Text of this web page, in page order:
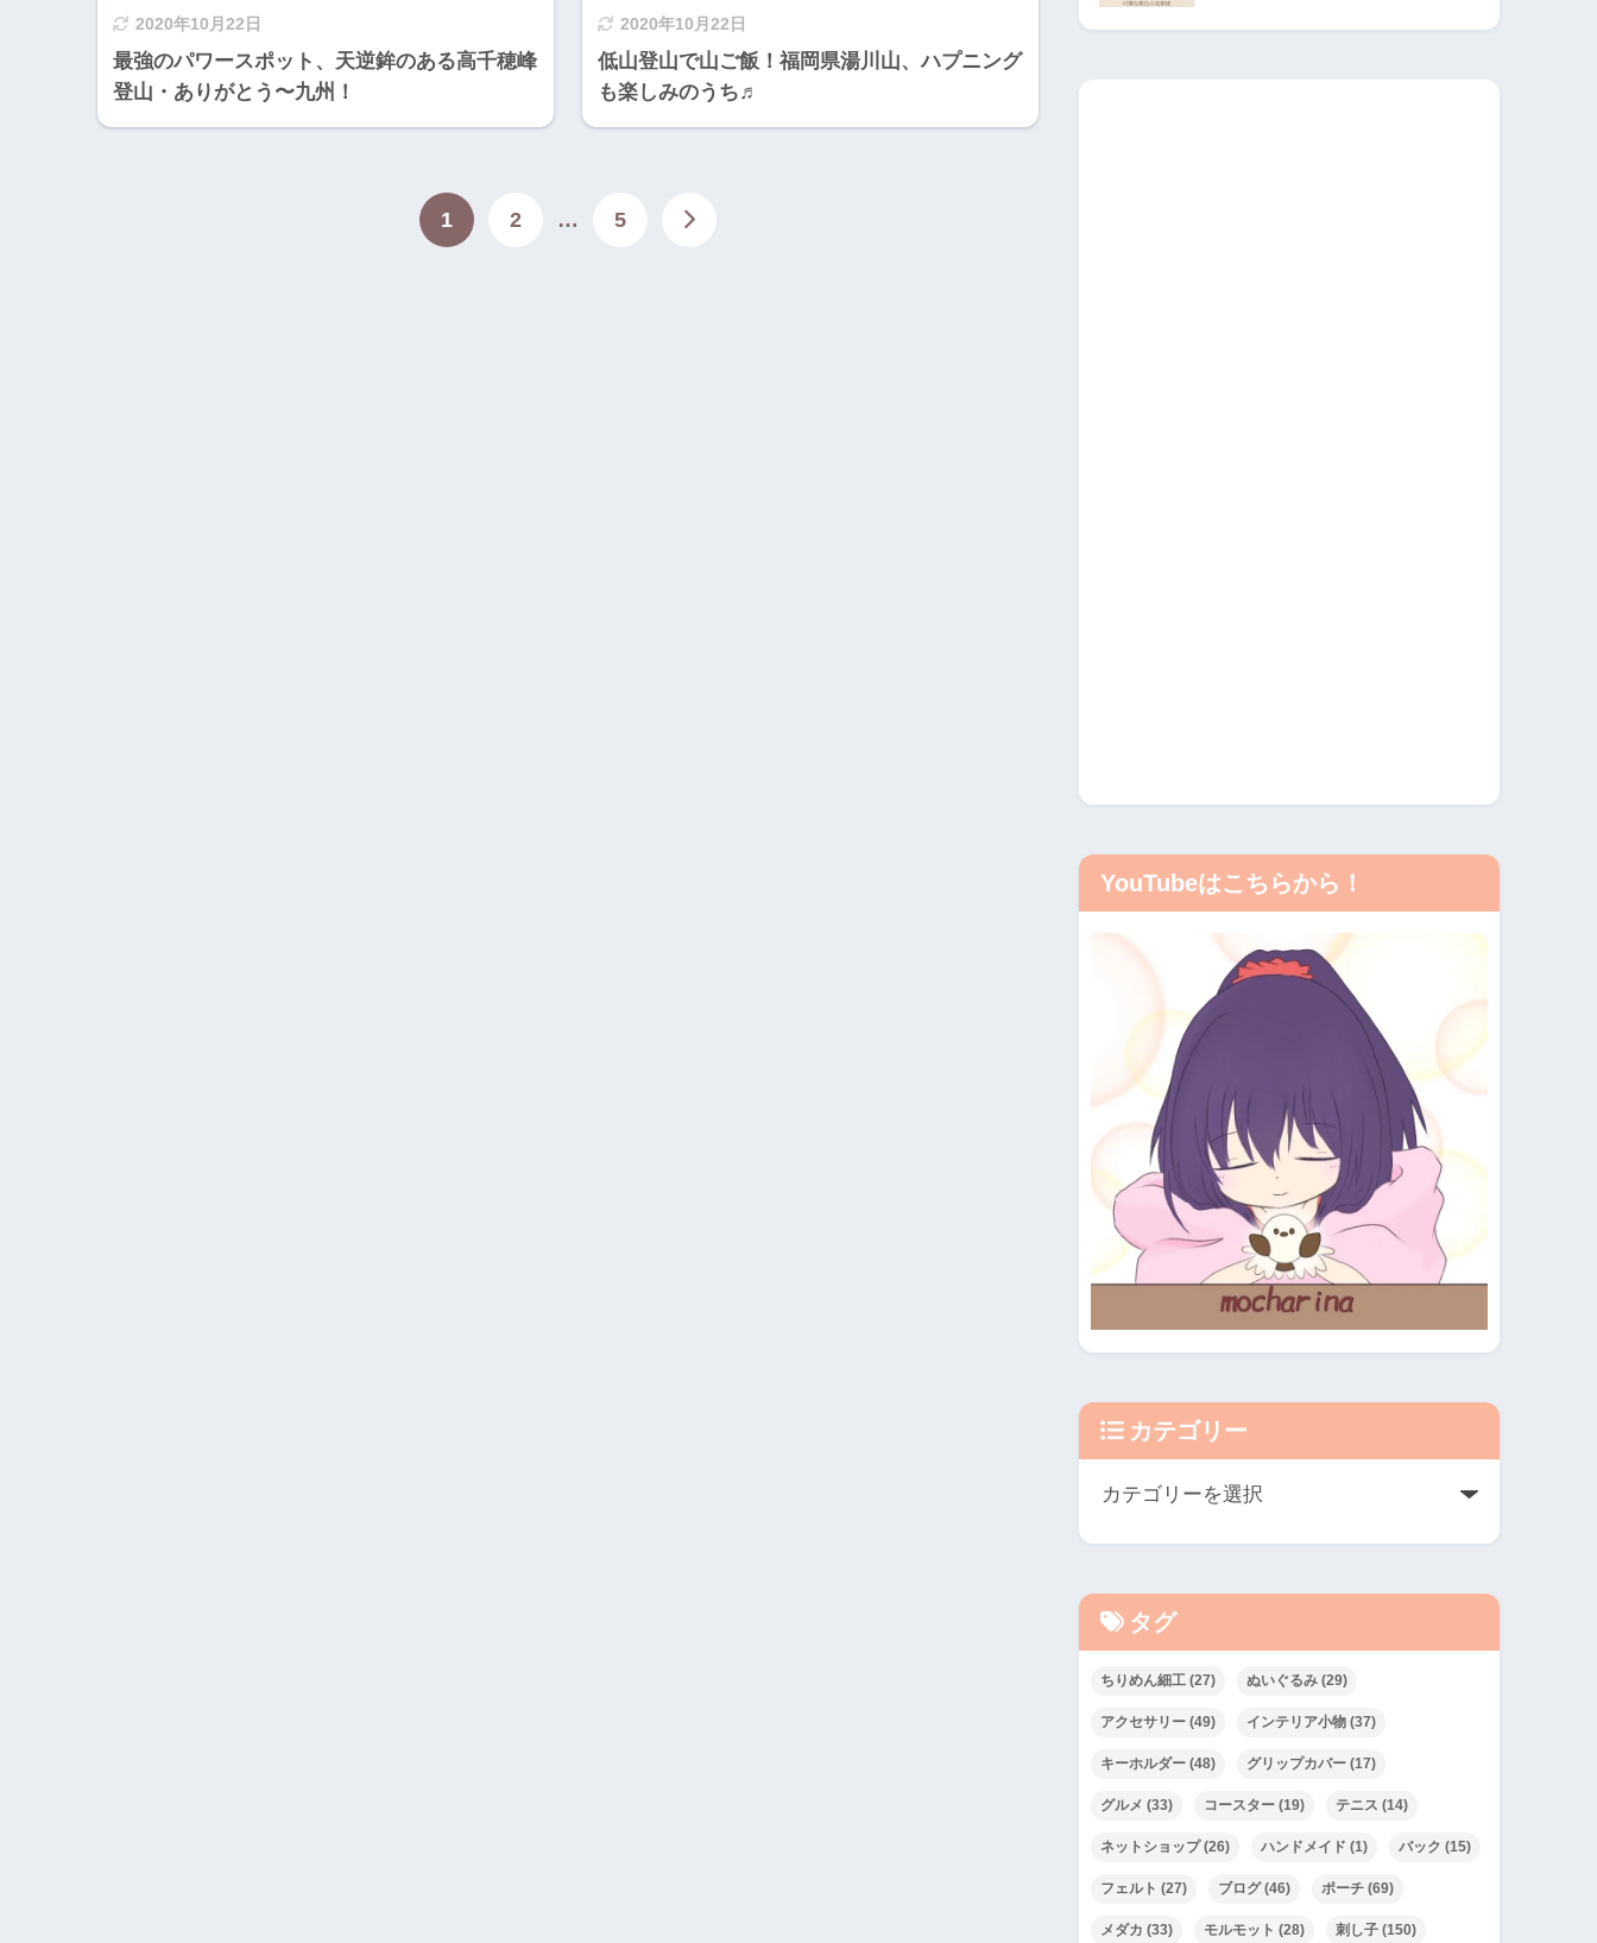
2020年10月22日
最強のパワースポット、天逆鉾のある高千穂峰
登山・ありがとう〜九州！
2020年10月22日
低山登山で山ご飯！福岡県湯川山、ハプニング
も楽しみのうち♬
1 2 … 5
YouTubeはこちらから！
カテゴリー
タグ
ちりめん細工 (27) ぬいぐるみ (29)
アクセサリー (49) インテリア小物 (37)
キーホルダー (48) グリップカバー (17)
グルメ (33) コースター (19) テニス (14)
ネットショップ(26) ハンドメイド (1) バック (15)
フェルト (27) ブログ(46) ポーチ (69)
メダカ (33) モルモット (28) 刺し子 (150)